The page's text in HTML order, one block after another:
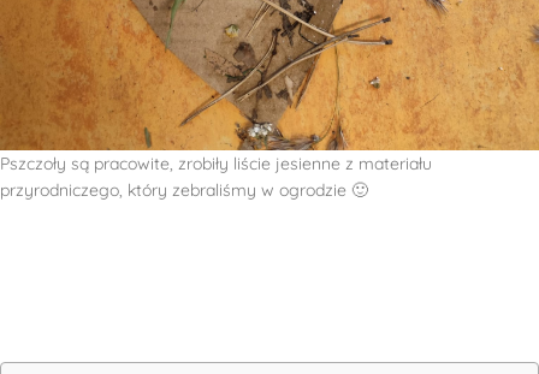
Pszczoły są pracowite, zrobiły liście jesienne z materiału
przyrodniczego, który zebraliśmy w ogrodzie 🙂